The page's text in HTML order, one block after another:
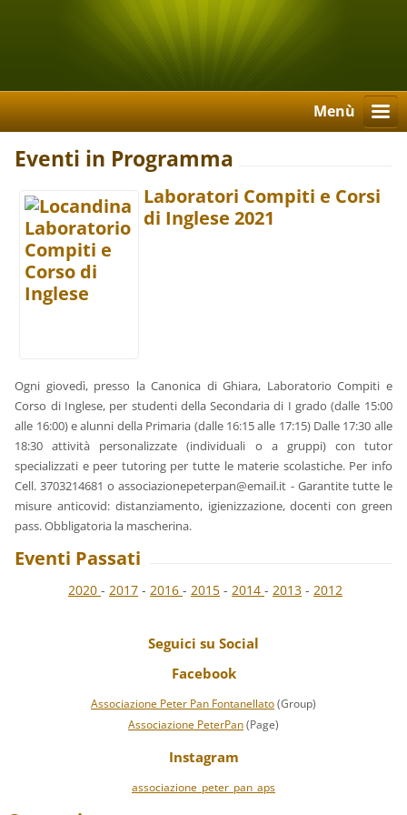
Menù
Eventi in Programma
Laboratori Compiti e Corsi
di Inglese 2021
Ogni giovedì, presso la Canonica di Ghiara, Laboratorio Compiti e
Corso di Inglese, per studenti della Secondaria di I grado (dalle 15:00
alle 16:00) e alunni della Primaria (dalle 16:15 alle 17:15) Dalle 17:30 alle
18:30 attività personalizzate (individuali o a gruppi) con tutor
specializzati e peer tutoring per tutte le materie scolastiche. Per info
Cell. 3703214681 o associazionepeterpan@email.it - Garantite tutte le
misure anticovid: distanziamento, igienizzazione, docenti con green
pass. Obbligatoria la mascherina.
Eventi Passati
2020 - 2017 - 2016 - 2015 - 2014 - 2013 - 2012
Seguici su Social
Facebook
Associazione Peter Pan Fontanellato(Group)
Associazione PeterPan(Page)
Instagram
associazione_peter_pan_aps